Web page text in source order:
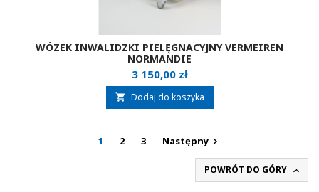
WÓZEK INWALIDZKI PIELĘGNACYJNY VERMEIREN
NORMANDIE
Cena
3 150,00 zł
 Dodaj do koszyka
1 2 3 Następny
POWRÓT DO GÓRY 